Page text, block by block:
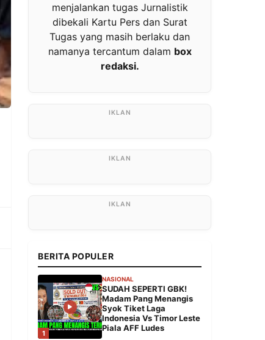
menjalankan tugas Jurnalistik
dibekali Kartu Pers dan Surat
Tugas yang masih berlaku dan
namanya tercantum dalam box
redaksi.
BERITA POPULER
1
NASIONAL
SUDAH SEPERTI GBK!
Madam Pang Menangis
Syok Tiket Laga
Indonesia Vs Timor Leste
Piala AFF Ludes